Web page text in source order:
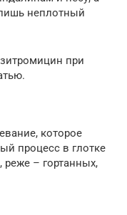
неплотный
при
которое
процесс в глотке
– гортанных,